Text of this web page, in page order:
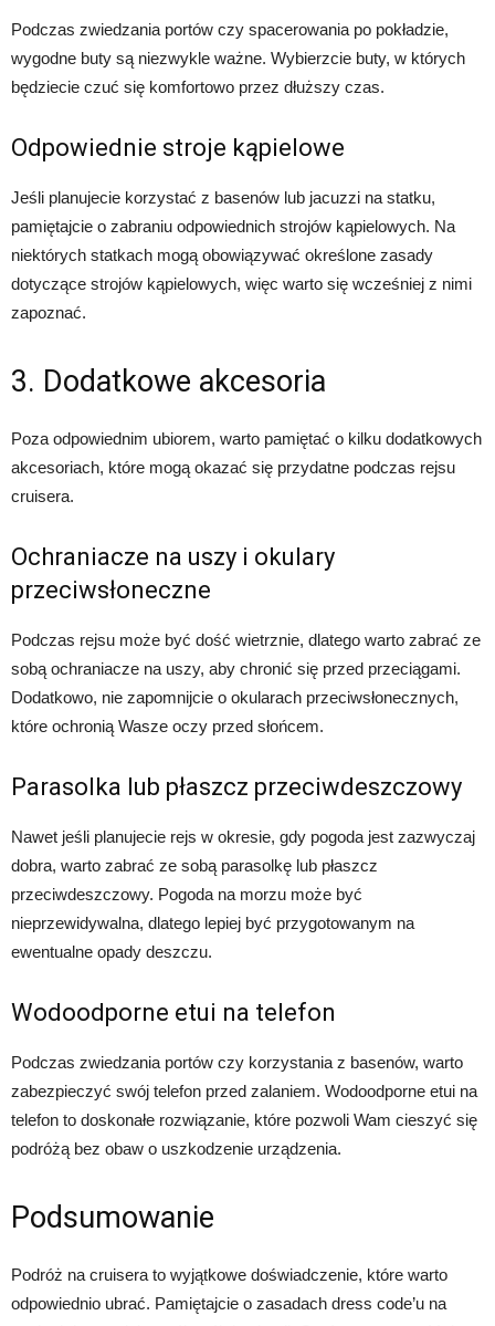
Podczas zwiedzania portów czy spacerowania po pokładzie,
wygodne buty są niezwykle ważne. Wybierzcie buty, w których
będziecie czuć się komfortowo przez dłuższy czas.
Odpowiednie stroje kąpielowe
Jeśli planujecie korzystać z basenów lub jacuzzi na statku,
pamiętajcie o zabraniu odpowiednich strojów kąpielowych. Na
niektórych statkach mogą obowiązywać określone zasady
dotyczące strojów kąpielowych, więc warto się wcześniej z nimi
zapoznać.
3. Dodatkowe akcesoria
Poza odpowiednim ubiorem, warto pamiętać o kilku dodatkowych
akcesoriach, które mogą okazać się przydatne podczas rejsu
cruisera.
Ochraniacze na uszy i okulary
przeciwsłoneczne
Podczas rejsu może być dość wietrznie, dlatego warto zabrać ze
sobą ochraniacze na uszy, aby chronić się przed przeciągami.
Dodatkowo, nie zapomnijcie o okularach przeciwsłonecznych,
które ochronią Wasze oczy przed słońcem.
Parasolka lub płaszcz przeciwdeszczowy
Nawet jeśli planujecie rejs w okresie, gdy pogoda jest zazwyczaj
dobra, warto zabrać ze sobą parasolkę lub płaszcz
przeciwdeszczowy. Pogoda na morzu może być
nieprzewidywalna, dlatego lepiej być przygotowanym na
ewentualne opady deszczu.
Wodoodporne etui na telefon
Podczas zwiedzania portów czy korzystania z basenów, warto
zabezpieczyć swój telefon przed zalaniem. Wodoodporne etui na
telefon to doskonałe rozwiązanie, które pozwoli Wam cieszyć się
podróżą bez obaw o uszkodzenie urządzenia.
Podsumowanie
Podróż na cruisera to wyjątkowe doświadczenie, które warto
odpowiednio ubrać. Pamiętajcie o zasadach dress code’u na